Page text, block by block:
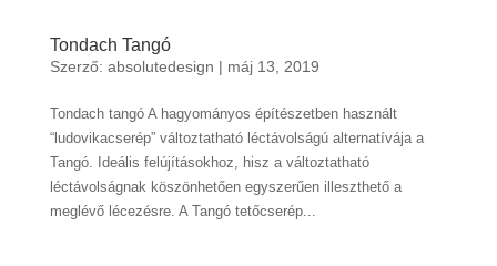
Tondach Tangó
Szerző: absolutedesign | máj 13, 2019
Tondach tangó A hagyományos építészetben használt
“ludovikacserép” változtatható léctávolságú alternatívája a
Tangó. Ideális felújításokhoz, hisz a változtatható
léctávolságnak köszönhetően egyszerűen illeszthető a
meglévő lécezésre. A Tangó tetőcserép...